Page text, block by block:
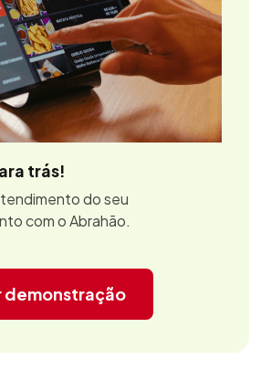
trás!
do seu
com o Abrahão.
demonstração